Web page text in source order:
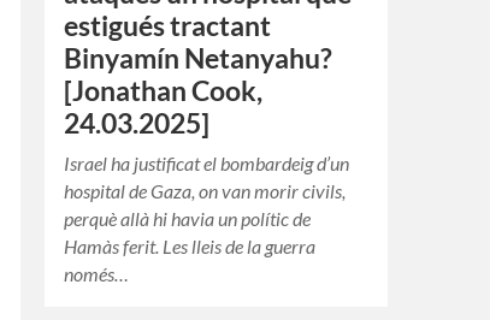
estigués tractant
Binyamín Netanyahu?
[Jonathan Cook,
24.03.2025]
Israel ha justificat el bombardeig d’un
hospital de Gaza, on van morir civils,
perquè allà hi havia un polític de
Hamàs ferit. Les lleis de la guerra
només…